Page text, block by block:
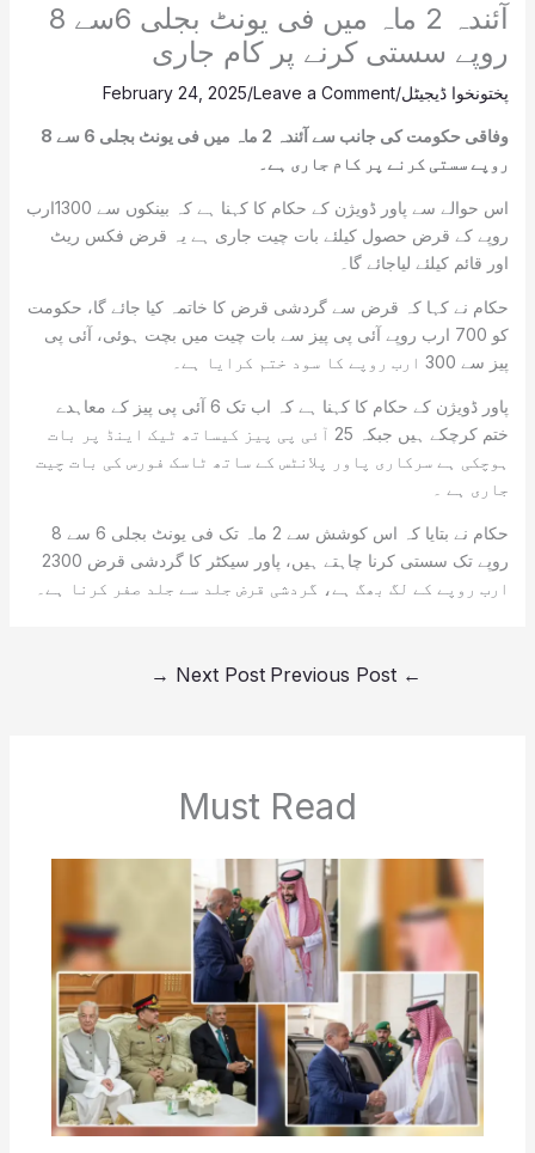
آئندہ 2 ماہ میں فی یونٹ بجلی 6سے 8
روپے سستی کرنے پر کام جاری
پختونخوا ڈیجیٹل/
Leave a Comment
/
February 24, 2025
وفاقی حکومت کی جانب سے آئندہ 2 ماہ میں فی یونٹ بجلی 6 سے 8
روپے سستی کرنے پر کام جاری ہے۔
اس حوالے سے پاور ڈویژن کے حکام کا کہنا ہے کہ بینکوں سے 1300ارب
روپے کے قرض حصول کیلئے بات چیت جاری ہے یہ قرض فکس ریٹ
اور قائم کیلئے لیاجائے گا۔
حکام نے کہا کہ قرض سے گردشی قرض کا خاتمہ کیا جائے گا، حکومت
کو 700 ارب روپے آئی پی پیز سے بات چیت میں بچت ہوئی، آئی پی
پیز سے 300 ارب روپے کا سود ختم کرایا ہے۔
پاور ڈویژن کے حکام کا کہنا ہے کہ اب تک 6 آئی پی پیز کے معاہدے
ختم کرچکے ہیں جبکہ 25 آئی پی پیز کیساتھ ٹیک اینڈ پر بات
ہوچکی ہے سرکاری پاور پلانٹس کے ساتھ ٹاسک فورس کی بات چیت
جاری ہے ۔
حکام نے بتایا کہ اس کوشش سے 2 ماہ تک فی یونٹ بجلی 6 سے 8
روپے تک سستی کرنا چاہتے ہیں، پاور سیکٹر کا گردشی قرض 2300
ارب روپے کے لگ بھگ ہے، گردشی قرض جلد سے جلد صفر کرنا ہے۔
←
Next Post
→
Must Read